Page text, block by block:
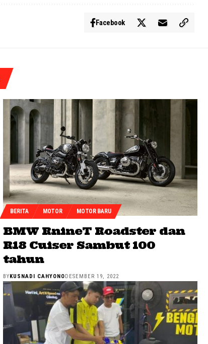
Facebook
BERITA MOTOR MOTOR BARU
BMW RnineT Roadster dan
R18 Cuiser Sambut 100
tahun
BYKUSNADI CAHYONODESEMBER 19, 2022